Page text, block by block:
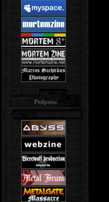
Podpora: